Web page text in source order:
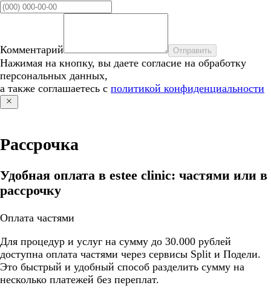
Комментарий Отправить
Нажимая на кнопку, вы даете согласие на обработку
персональных данных,
а также соглашаетесь с политикой конфиденциальности
Рассрочка
Удобная оплата в estee clinic: частями или в
рассрочку
Оплата частями
Для процедур и услуг на сумму до 30.000 рублей
доступна оплата частями через сервисы Split и Подели.
Это быстрый и удобный способ разделить сумму на
несколько платежей без переплат.